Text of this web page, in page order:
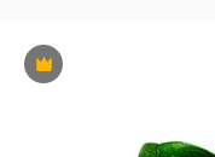
Premium